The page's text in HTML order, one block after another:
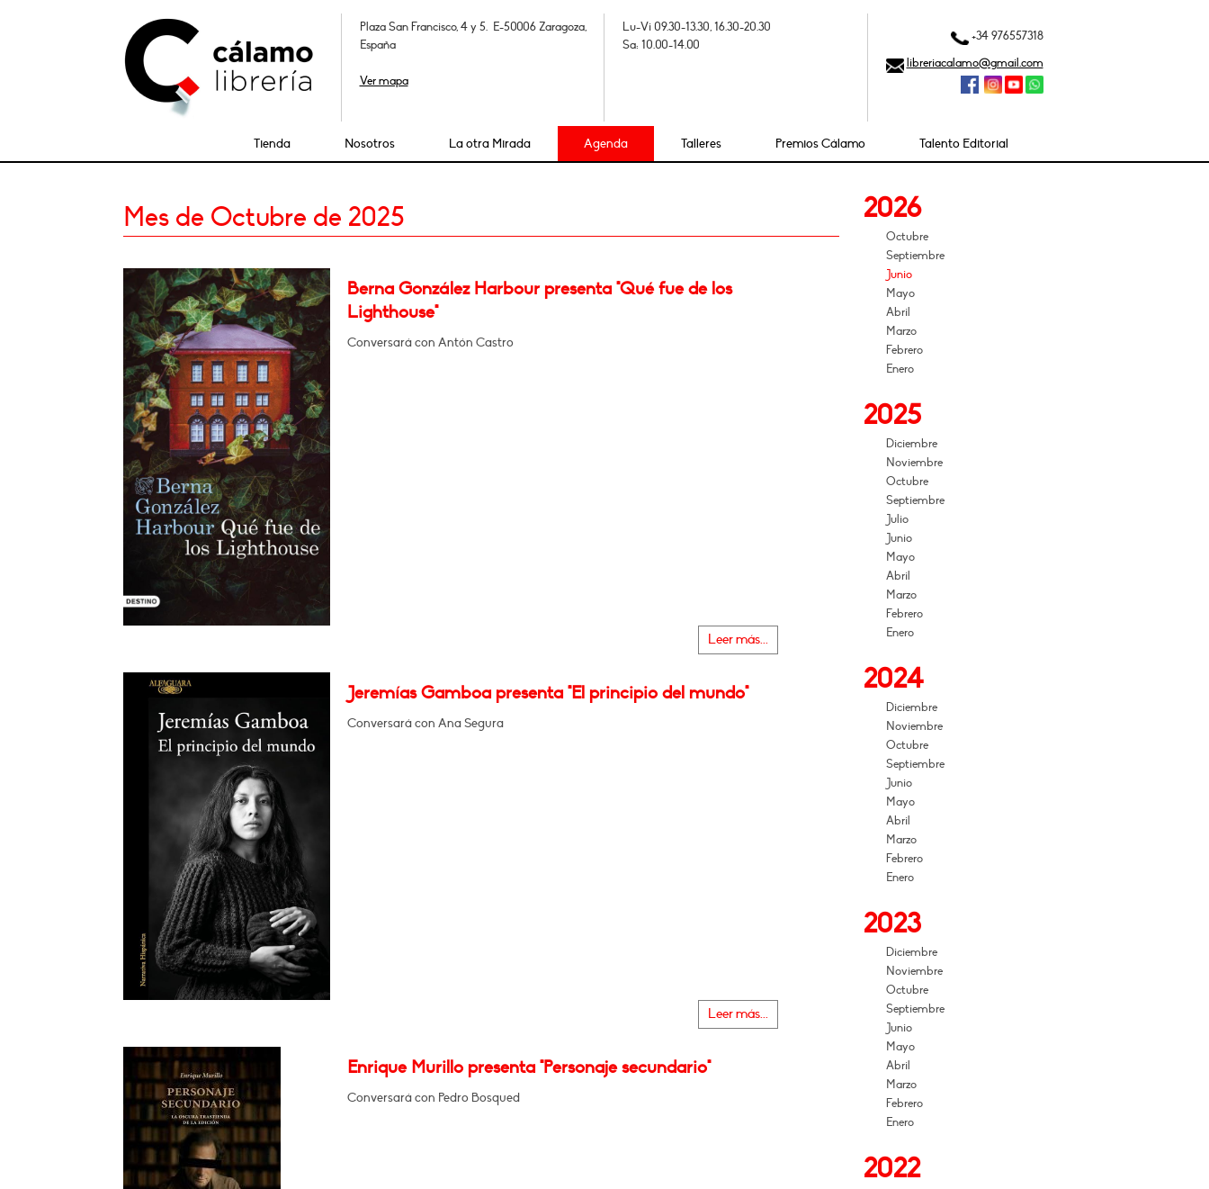
Plaza San Francisco, 4 y 5. E-50006 Zaragoza,
España
Ver mapa
Lu-Vi 09.30-13.30, 16.30-20.30
Sa: 10.00-14.00
+34 976557318
libreriacalamo@gmail.com
Tienda Nosotros La otra Mirada Agenda Talleres Premios Cálamo Talento Editorial
Mes de Octubre de 2025
Berna González Harbour presenta "Qué fue de los
Lighthouse"
Conversará con Antón Castro
Leer más...
Jeremías Gamboa presenta "El principio del mundo"
Conversará con Ana Segura
Leer más...
Enrique Murillo presenta "Personaje secundario"
Conversará con Pedro Bosqued
2026
Octubre
Septiembre
Junio
Mayo
Abril
Marzo
Febrero
Enero
2025
Diciembre
Noviembre
Octubre
Septiembre
Julio
Junio
Mayo
Abril
Marzo
Febrero
Enero
2024
Diciembre
Noviembre
Octubre
Septiembre
Junio
Mayo
Abril
Marzo
Febrero
Enero
2023
Diciembre
Noviembre
Octubre
Septiembre
Junio
Mayo
Abril
Marzo
Febrero
Enero
2022